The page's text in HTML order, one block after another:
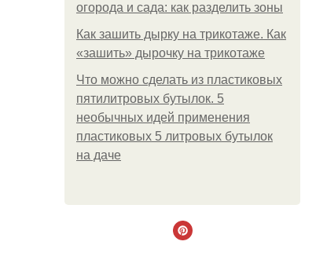
огорода и сада: как разделить зоны
Как зашить дырку на трикотаже. Как
«зашить» дырочку на трикотаже
Что можно сделать из пластиковых
пятилитровых бутылок. 5
необычных идей применения
пластиковых 5 литровых бутылок
на даче